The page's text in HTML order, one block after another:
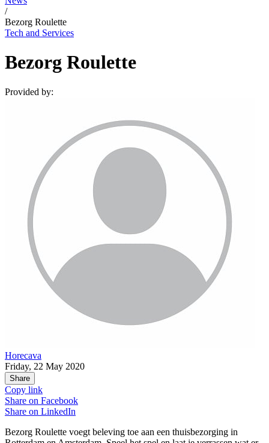
/
Bezorg Roulette
Tech and Services
Bezorg Roulette
Provided by:
Horecava
Friday, 22 May 2020
Share
Copy link
Share on Facebook
Share on LinkedIn
Bezorg Roulette voegt beleving toe aan een thuisbezorging in